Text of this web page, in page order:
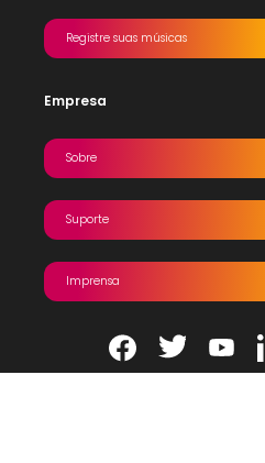
Registre suas músicas
Empresa
Sobre
Suporte
Imprensa